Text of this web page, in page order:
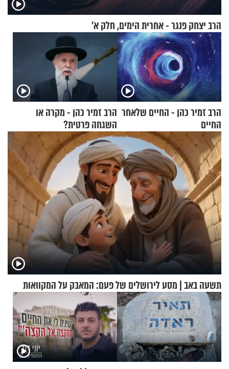
הרב יצחק פנגר - אחרית הימים, חלק א’
הרב זמיר כהן - החיים שלאחר
החיים
הרב זמיר כהן - מקרה או
השגחה פרטית?
תשעה באב | מסע לירושלים של פעם: המאבק על המקוואות